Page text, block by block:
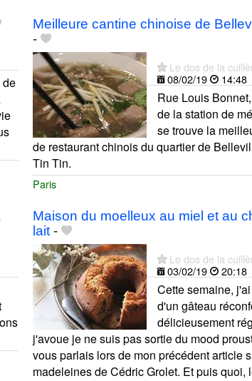
de
Meilleure cantine chinoise de
-
Le dos de la
08/02/19
14:48
Rue Louis
de la station de
se trouve la
de restaurant chinois du quartier de
Tin Tin.
Paris
Maison du moelleux au miel et au
lait-
Le dos de la
03/02/19
20:18
Cette semaine,
d'un gâteau
délicieusement
j'avoue je ne suis pas sortie du mood
vous parlais lors de mon précédent article
madeleines de Cédric Grolet. Et puis quoi,